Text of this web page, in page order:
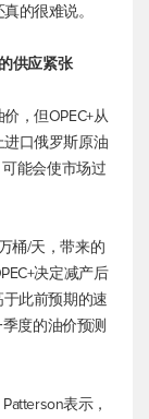
的很难说。
供应紧张
，但OPEC+从
口俄罗斯原油
能会使市场过
桶/天，带来的
决定减产后
此前预期的速
度的油价预测
表示，